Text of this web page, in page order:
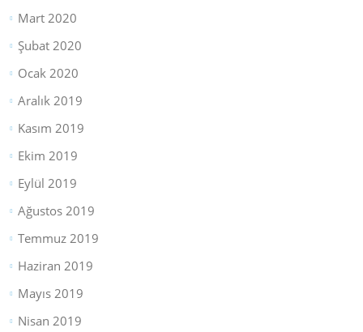
Mart 2020
Şubat 2020
Ocak 2020
Aralık 2019
Kasım 2019
Ekim 2019
Eylül 2019
Ağustos 2019
Temmuz 2019
Haziran 2019
Mayıs 2019
Nisan 2019